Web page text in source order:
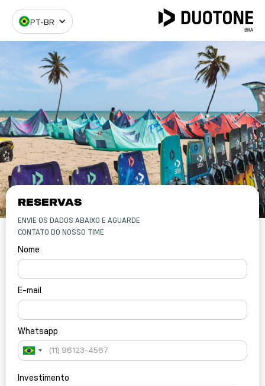
PT-BR
RESERVAS
ENVIE OS DADOS ABAIXO E AGUARDE
CONTATO DO NOSSO TIME
Nome
E-mail
Whatsapp
Brazil
Investimento